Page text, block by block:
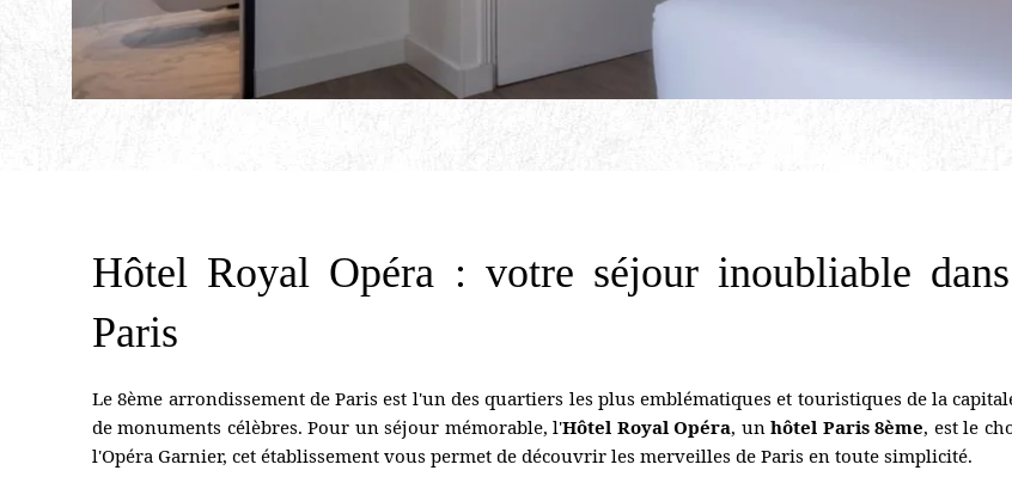
Hôtel Royal Opéra : votre séjour inoubliable
Paris
Le 8ème arrondissement de Paris est l'un des quartiers les plus emblématiques et touristiques de la
de monuments célèbres. Pour un séjour mémorable, l'Hôtel Royal Opéra, unhôtel Paris 8ème, est le
l'Opéra Garnier, cet établissement vous permet de découvrir les merveilles de Paris en toute simplicité.